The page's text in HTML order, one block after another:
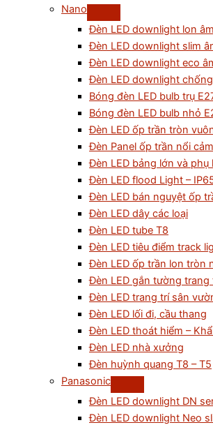
Nano
Đèn LED downlight lon
Đèn LED downlight slim
Đèn LED downlight eco
Đèn LED downlight
Bóng đèn LED bulb trụ
Bóng đèn LED bulb nhỏ
Đèn LED ốp trần tròn
Đèn Panel ốp trần nổi
Đèn LED bảng lớn và phụ
Đèn LED flood Light –
Đèn LED bán nguyệt ốp
Đèn LED dây các loại
Đèn LED tube T8
Đèn LED tiêu điểm track
Đèn LED ốp trần lon tròn
Đèn LED gắn tường trang
Đèn LED trang trí sân
Đèn LED lối đi, cầu thang
Đèn LED thoát hiểm –
Đèn LED nhà xưởng
Đèn huỳnh quang T8 – T5
Panasonic
Đèn LED downlight DN
Đèn LED downlight Neo